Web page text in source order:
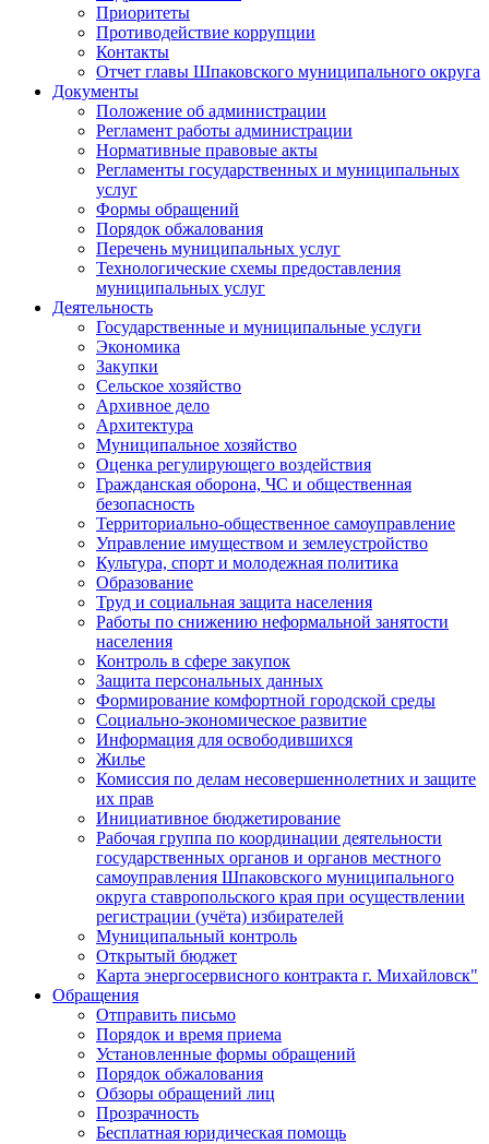
Приоритеты
Противодействие коррупции
Контакты
Отчет главы Шпаковского муниципального округа
Документы
Положение об администрации
Регламент работы администрации
Нормативные правовые акты
Регламенты государственных и муниципальных
услуг
Формы обращений
Порядок обжалования
Перечень муниципальных услуг
Технологические схемы предоставления
муниципальных услуг
Деятельность
Государственные и муниципальные услуги
Экономика
Закупки
Сельское хозяйство
Архивное дело
Архитектура
Муниципальное хозяйство
Оценка регулирующего воздействия
Гражданская оборона, ЧС и общественная
безопасность
Территориально-общественное самоуправление
Управление имуществом и землеустройство
Культура, спорт и молодежная политика
Образование
Труд и социальная защита населения
Работы по снижению неформальной занятости
населения
Контроль в сфере закупок
Защита персональных данных
Формирование комфортной городской среды
Социально-экономическое развитие
Информация для освободившихся
Жилье
Комиссия по делам несовершеннолетних и защите
их прав
Инициативное бюджетирование
Рабочая группа по координации деятельности
государственных органов и органов местного
самоуправления Шпаковского муниципального
округа ставропольского края при осуществлении
регистрации (учёта) избирателей
Муниципальный контроль
Открытый бюджет
Карта энергосервисного контракта г. Михайловск"
Обращения
Отправить письмо
Порядок и время приема
Установленные формы обращений
Порядок обжалования
Обзоры обращений лиц
Прозрачность
Бесплатная юридическая помощь